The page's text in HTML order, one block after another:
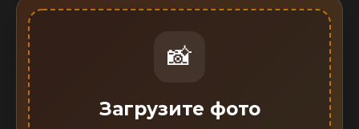
📸
Загрузите фото